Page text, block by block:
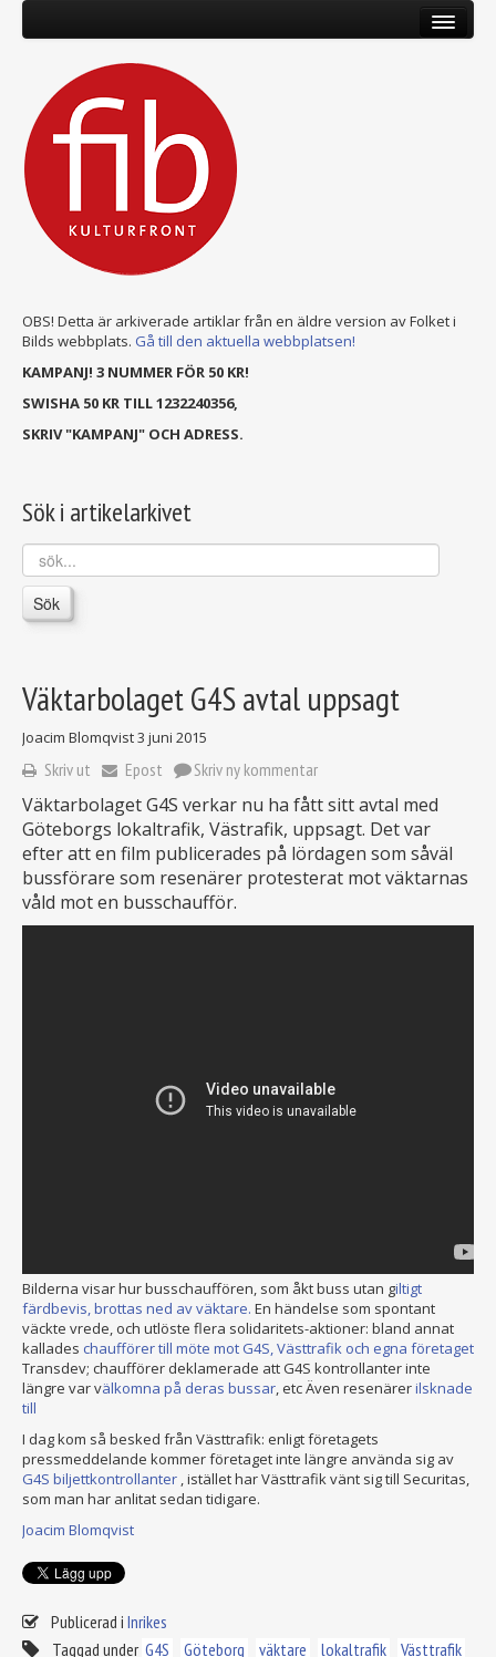
OBS! Detta är arkiverade artiklar från en äldre version av Folket i
Bilds webbplats. Gå till den aktuella webbplatsen!
KAMPANJ! 3 NUMMER FÖR 50 KR!
SWISHA 50 KR TILL 1232240356,
SKRIV "KAMPANJ" OCH ADRESS.
Sök i artikelarkivet
sök...
Sök
Väktarbolaget G4S avtal uppsagt
Joacim Blomqvist3 juni 2015
Skriv ut Epost Skriv ny kommentar
Väktarbolaget G4S verkar nu ha fått sitt avtal med
Göteborgs lokaltrafik, Västrafik, uppsagt. Det var
efter att en film publicerades på lördagen som såväl
bussförare som resenärer protesterat mot väktarnas
våld mot en busschaufför.
Bilderna visar hur busschauffören, som åkt buss utan giltigt
färdbevis, brottas ned av väktare. En händelse som spontant
väckte vrede, och utlöste flera solidaritets-aktioner: bland annat
kallades chaufförer till möte mot G4S, Västtrafik och egna företaget
Transdev; chaufförer deklamerade att G4S kontrollanter inte
längre var välkomna på deras bussar, etc Även resenärerilsknade
till
I dag kom så besked från Västtrafik: enligt företagets
pressmeddelande kommer företaget inte längre använda sig av
G4S biljettkontrollanter , istället har Västtrafik vänt sig till Securitas,
som man har anlitat sedan tidigare.
Joacim Blomqvist
Publicerad i Inrikes
Taggad under G4S Göteborg väktare lokaltrafik
Västtrafik